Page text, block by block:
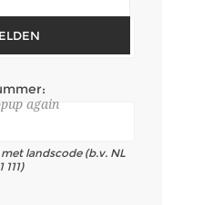
landscode (b.v. NL
111)
again